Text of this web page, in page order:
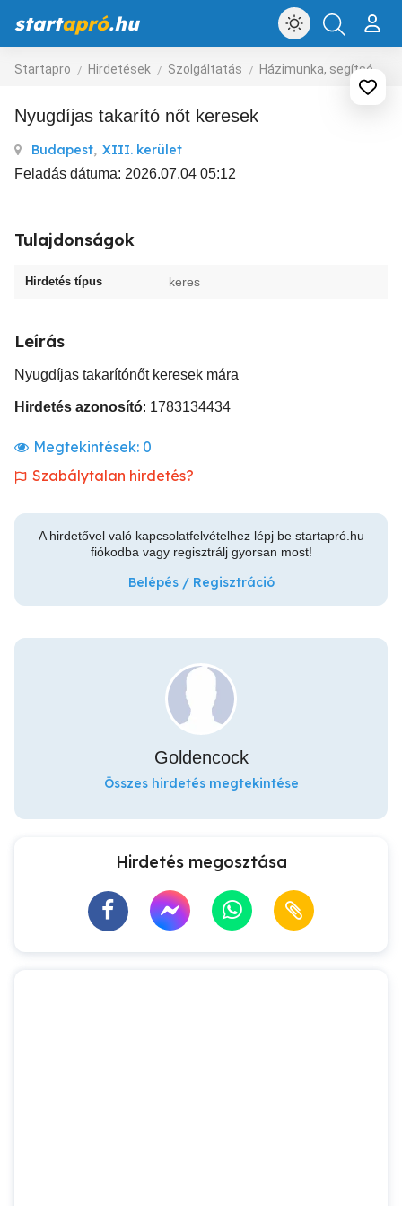
startapró.hu
Startapro Hirdetések Szolgáltatás Házimunka, segítség
Nyugdíjas takarító nőt keresek
Budapest, XIII. kerület
Feladás dátuma: 2026.07.04 05:12
Tulajdonságok
Hirdetés típus keres
Leírás
Nyugdíjas takarítónőt keresek mára
Hirdetés azonosító: 1783134434
Megtekintések: 0
Szabálytalan hirdetés?
A hirdetővel való kapcsolatfelvételhez lépj be startapró.hu
fiókodba vagy regisztrálj gyorsan most!
Belépés / Regisztráció
Goldencock
Összes hirdetés megtekintése
Hirdetés megosztása